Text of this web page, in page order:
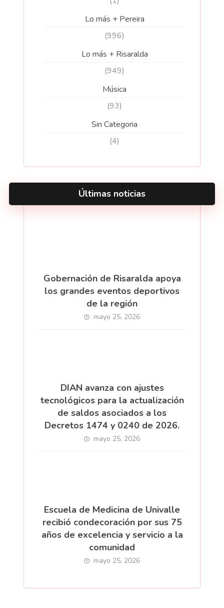
Lo más + Pereira
(996)
Lo más + Risaralda
(949)
Música
(93)
Sin Categoria
(4)
Últimas noticias
Gobernación de Risaralda apoya
los grandes eventos deportivos
de la región
mayo 25, 2026
DIAN avanza con ajustes
tecnológicos para la actualización
de saldos asociados a los
Decretos 1474 y 0240 de 2026.
mayo 25, 2026
Escuela de Medicina de Univalle
recibió condecoración por sus 75
años de excelencia y servicio a la
comunidad
mayo 25, 2026